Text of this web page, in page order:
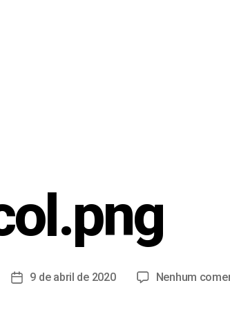
9 de abril de 2020 Nenhum